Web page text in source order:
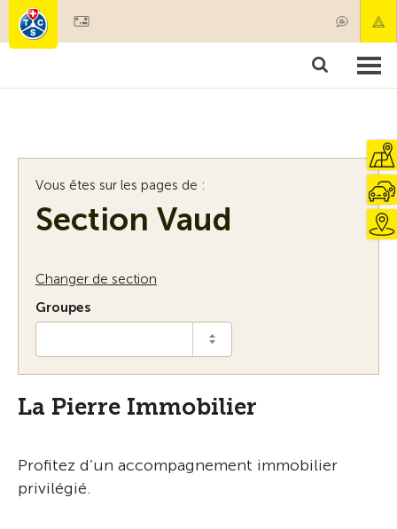
Membres & prestations
Vous êtes sur les pages de :
Section Vaud
Changer de section
Groupes
La Pierre Immobilier
Profitez d’un accompagnement immobilier
privilégié.